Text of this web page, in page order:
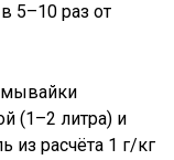
5–10 раз от
(1–2 литра) и
из расчёта 1 г/кг